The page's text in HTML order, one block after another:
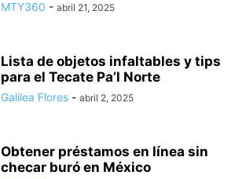
MTY360 - abril 21, 2025
Lista de objetos infaltables y tips
para el Tecate Pa’l Norte
Galilea Flores - abril 2, 2025
Obtener préstamos en línea sin
checar buró en México